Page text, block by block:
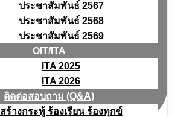
ประชาสัมพันธ์ 2567
ประชาสัมพันธ์ 2568
ประชาสัมพันธ์ 2569
OIT/ITA
ITA 2025
ITA 2026
ติดต่อสอบถาม (Q&A)
สร้างกระทู้ ร้องเรียน ร้องทุกข์